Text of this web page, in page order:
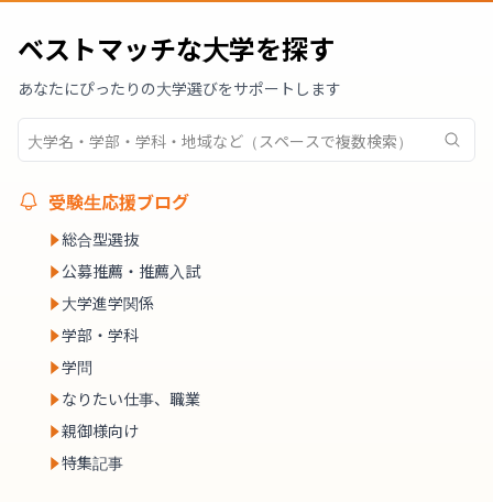
ベストマッチな大学を探す
あなたにぴったりの大学選びをサポートします
受験生応援ブログ
総合型選抜
公募推薦・推薦入試
大学進学関係
学部・学科
学問
なりたい仕事、職業
親御様向け
特集記事